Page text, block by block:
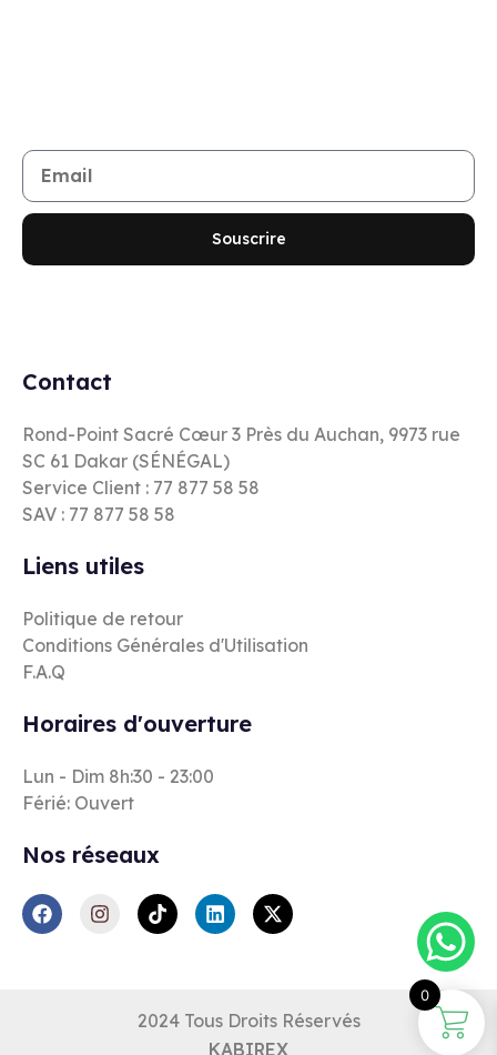
Souscrire
Contact
Rond-Point Sacré Cœur 3 Près du Auchan, 9973 rue
SC 61 Dakar (SÉNÉGAL)
Service Client : 77 877 58 58
SAV : 77 877 58 58
Liens utiles
Politique de retour
Conditions Générales d'Utilisation
F.A.Q
Horaires d'ouverture
Lun - Dim 8h:30 - 23:00
Férié: Ouvert
Nos réseaux
2024 Tous Droits Réservés
KABIREX
0